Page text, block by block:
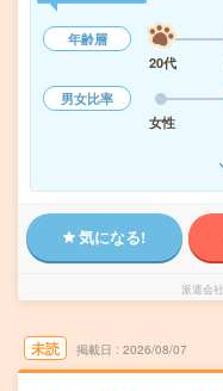
年齢層
20代
男女比率
女性
気になる!
派遣会社
未読 掲載日 2026/08/07